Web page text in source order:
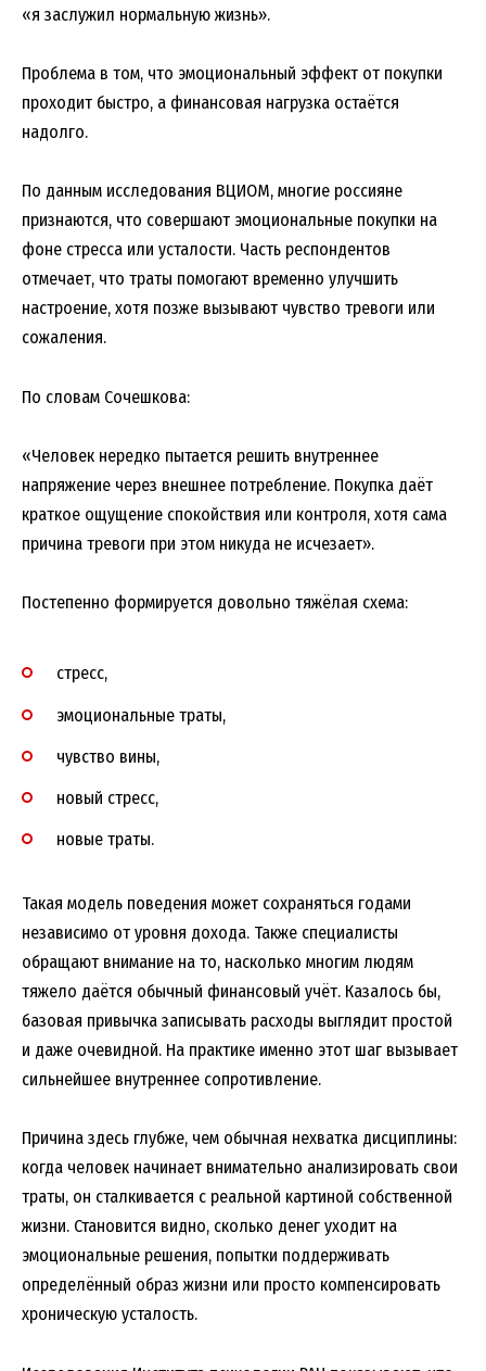
«я заслужил нормальную жизнь».
Проблема в том, что эмоциональный эффект от покупки
проходит быстро, а финансовая нагрузка остаётся
надолго.
По данным исследования ВЦИОМ, многие россияне
признаются, что совершают эмоциональные покупки на
фоне стресса или усталости. Часть респондентов
отмечает, что траты помогают временно улучшить
настроение, хотя позже вызывают чувство тревоги или
сожаления.
По словам Сочешкова:
«Человек нередко пытается решить внутреннее
напряжение через внешнее потребление. Покупка даёт
краткое ощущение спокойствия или контроля, хотя сама
причина тревоги при этом никуда не исчезает».
Постепенно формируется довольно тяжёлая схема:
стресс,
эмоциональные траты,
чувство вины,
новый стресс,
новые траты.
Такая модель поведения может сохраняться годами
независимо от уровня дохода. Также специалисты
обращают внимание на то, насколько многим людям
тяжело даётся обычный финансовый учёт. Казалось бы,
базовая привычка записывать расходы выглядит простой
и даже очевидной. На практике именно этот шаг вызывает
сильнейшее внутреннее сопротивление.
Причина здесь глубже, чем обычная нехватка дисциплины:
когда человек начинает внимательно анализировать свои
траты, он сталкивается с реальной картиной собственной
жизни. Становится видно, сколько денег уходит на
эмоциональные решения, попытки поддерживать
определённый образ жизни или просто компенсировать
хроническую усталость.